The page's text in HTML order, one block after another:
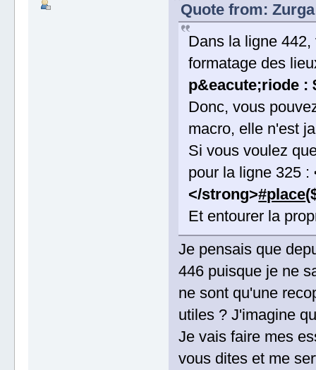
Quote from:
Dans la ligne
formatage des
p&eacute;riode :
Donc, vous
macro, elle n'est
Si vous voulez
pour la ligne 325 :
</strong>#place
Et entourer la
Je pensais que
446 puisque je ne
ne sont qu'une
utiles ? J'imagine
Je vais faire mes
vous dites et me